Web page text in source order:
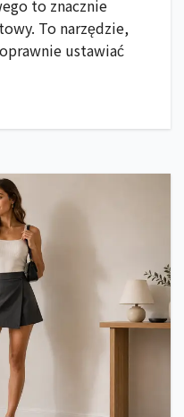
to znacznie
To narzędzie,
ustawiać